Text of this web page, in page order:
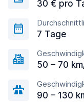
30 € pro
7 Tage
50 – 70
90 – 130